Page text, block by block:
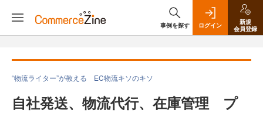
事例を探す ログイン
新規
会員登録
“物流ライター”が教える EC物流キソのキソ
自社発送、物流代行、在庫管理 プ